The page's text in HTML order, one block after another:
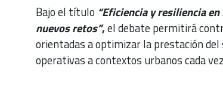
Bajo el título “Eficiencia y resiliencia
nuevos retos”,el debate permitirá
orientadas a optimizar la prestación
operativas a contextos urbanos cada